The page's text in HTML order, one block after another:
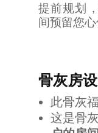
提前规划
间预留您心
骨灰房
此骨灰
这是骨